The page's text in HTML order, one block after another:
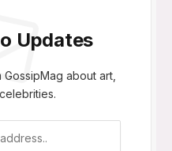
Updates
about art,